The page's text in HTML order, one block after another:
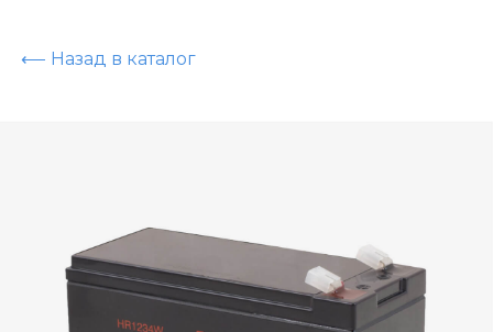
⟵ Назад в каталог